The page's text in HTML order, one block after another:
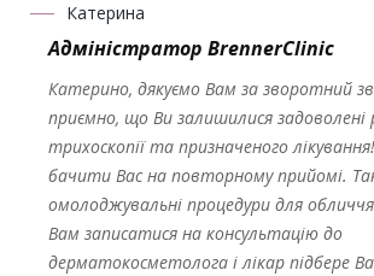
Катерина
Адміністратор BrennerClinic
Катерино, дякуємо Вам за зворотний
приємно, що Ви залишилися
трихоскопії та призначеного
бачити Вас на повторному прийомі.
омолоджувальні процедури для
Вам записатися на консультацію до
дерматокосметолога і лікар підбере